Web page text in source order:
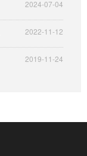
2024-07-04
2022-11-12
2019-11-24